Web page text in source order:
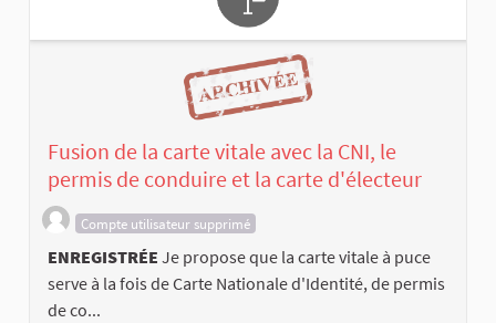
Fusion de la carte vitale avec la CNI, le
permis de conduire et la carte d'électeur
Compte utilisateur supprimé
ENREGISTRÉE Je propose que la carte vitale à puce
serve à la fois de Carte Nationale d'Identité, de permis
de co...